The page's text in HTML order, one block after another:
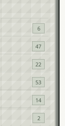
6
47
22
53
14
2